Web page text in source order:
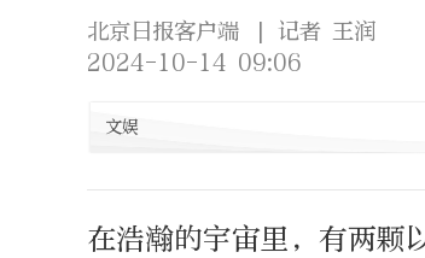
北京日报客户端
| 记者 王润
2024-10-14 09:06
文娱
在浩瀚的宇宙里，有两颗